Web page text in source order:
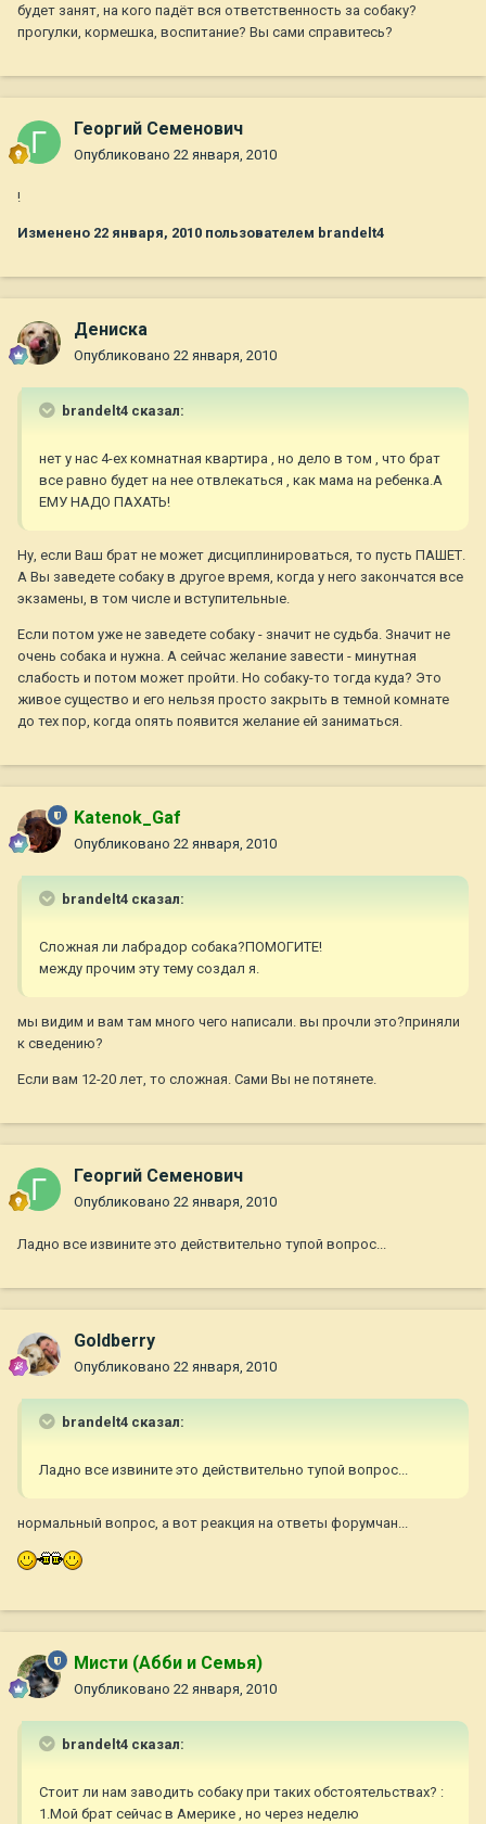
будет занят, на кого падёт вся ответственность за собаку?
прогулки, кормешка, воспитание? Вы сами справитесь?
Георгий Семенович
Опубликовано 22 января, 2010
!
Изменено 22 января, 2010 пользователем brandelt4
Дениска
Опубликовано 22 января, 2010
brandelt4 сказал:
нет у нас 4-ех комнатная квартира , но дело в том , что брат
все равно будет на нее отвлекаться , как мама на ребенка.А
ЕМУ НАДО ПАХАТЬ!
Ну, если Ваш брат не может дисциплинироваться, то пусть ПАШЕТ.
А Вы заведете собаку в другое время, когда у него закончатся все
экзамены, в том числе и вступительные.
Если потом уже не заведете собаку - значит не судьба. Значит не
очень собака и нужна. А сейчас желание завести - минутная
слабость и потом может пройти. Но собаку-то тогда куда? Это
живое существо и его нельзя просто закрыть в темной комнате
до тех пор, когда опять появится желание ей заниматься.
Katenok_Gaf
Опубликовано 22 января, 2010
brandelt4 сказал:
Сложная ли лабрадор собака?ПОМОГИТЕ!
между прочим эту тему создал я.
мы видим и вам там много чего написали. вы прочли это?приняли
к сведению?
Если вам 12-20 лет, то сложная. Сами Вы не потянете.
Георгий Семенович
Опубликовано 22 января, 2010
Ладно все извините это действительно тупой вопрос...
Goldberry
Опубликовано 22 января, 2010
brandelt4 сказал:
Ладно все извините это действительно тупой вопрос...
нормальный вопрос, а вот реакция на ответы форумчан...
Мисти (Абби и Семья)
Опубликовано 22 января, 2010
brandelt4 сказал:
Стоит ли нам заводить собаку при таких обстоятельствах? :
1.Мой брат сейчас в Америке , но через неделю